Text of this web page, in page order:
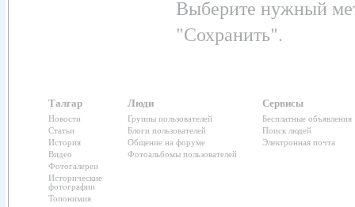
Выберите нужный
"Сохранить".
Талгар
Новости
Статьи
История
Видео
Фотогалереи
Исторические
фотографии
Топонимия
Люди
Группы пользователей
Блоги пользователей
Общение на форуме
Фотоальбомы пользователей
Сервисы
Бесплатные объявления
Поиск людей
Электронная почта